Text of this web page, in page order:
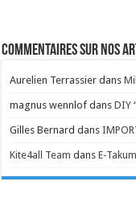
Commentaires sur nos
Aurelien Terrassier dans
magnus wennlof dansDIY
Gilles Bernard dans
Kite4all Team dansE-